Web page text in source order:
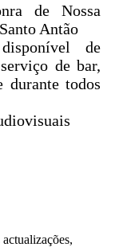
de Nossa
Antão
de
de bar,
durante todos